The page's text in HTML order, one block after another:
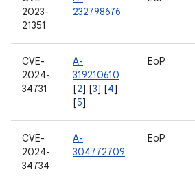
2023-
21351
232798676
CVE-
2024-
34731
A-
319210610
[2] [3] [4]
[5]
EoP
CVE-
2024-
34734
A-
304772709
EoP